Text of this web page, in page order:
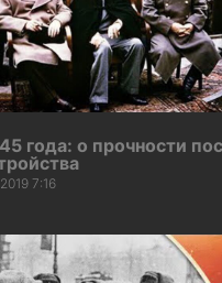
года: о прочности
7:16